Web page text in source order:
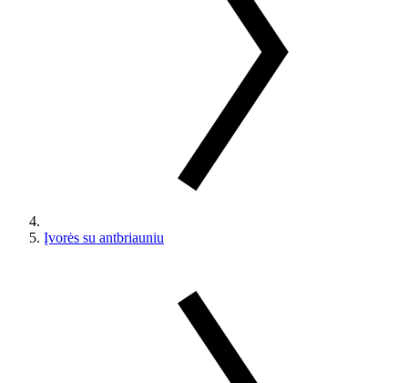
Įvorės su antbriauniu